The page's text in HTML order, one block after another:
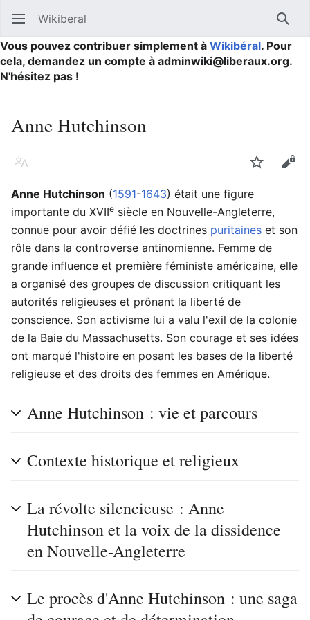
Ouvrir le menu principal Wikiberal
Vous pouvez contribuer simplement à Wikibéral. Pour
cela, demandez un compte à adminwiki@liberaux.org.
N'hésitez pas !
Anne Hutchinson
Langue Suivre
Anne Hutchinson (1591-1643) était une figure
importante du XVIIe siècle en Nouvelle-Angleterre,
connue pour avoir défié les doctrines puritaines et son
rôle dans la controverse antinomienne. Femme de
grande influence et première féministe américaine, elle
a organisé des groupes de discussion critiquant les
autorités religieuses et prônant la liberté de
conscience. Son activisme lui a valu l'exil de la colonie
de la Baie du Massachusetts. Son courage et ses idées
ont marqué l'histoire en posant les bases de la liberté
religieuse et des droits des femmes en Amérique.
Anne Hutchinson : vie et parcours
Contexte historique et religieux
La révolte silencieuse : Anne
Hutchinson et la voix de la dissidence
en Nouvelle-Angleterre
Le procès d'Anne Hutchinson : une saga